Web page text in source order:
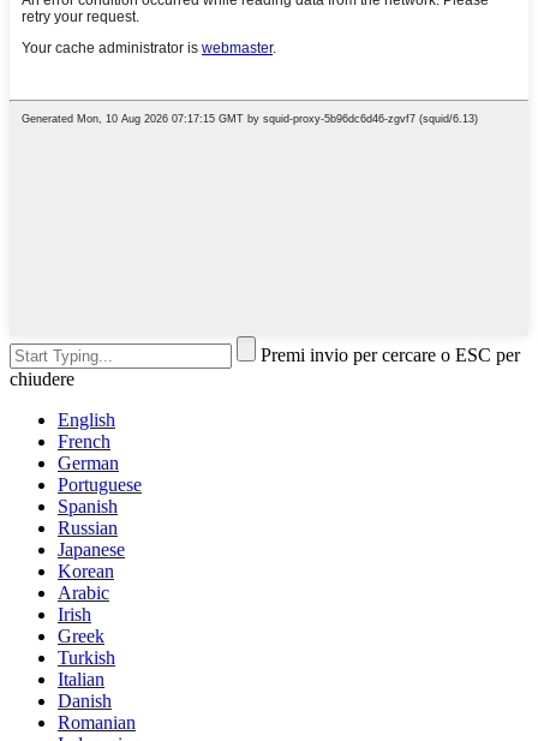
Premi invio per cercare o ESC per
chiudere
English
French
German
Portuguese
Spanish
Russian
Japanese
Korean
Arabic
Irish
Greek
Turkish
Italian
Danish
Romanian